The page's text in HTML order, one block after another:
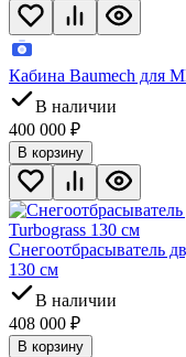
Кабина Baumech для
В наличии
400 000 ₽
В корзину
Снегоотбрасыватель
130 см
В наличии
408 000 ₽
В корзину